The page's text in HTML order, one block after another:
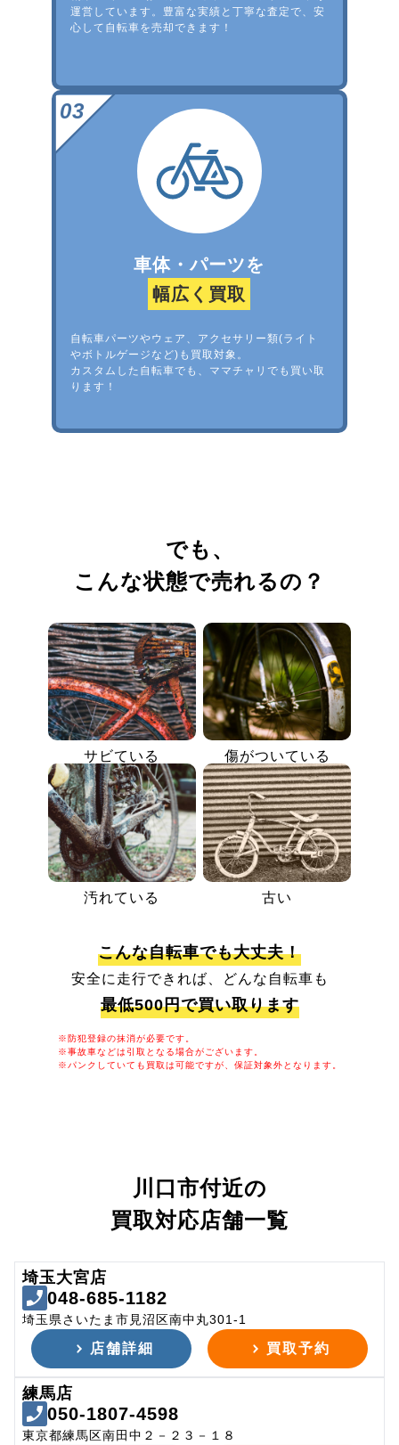
運営しています。豊富な実績と丁寧な査定で、安
心して自転車を売却できます！
車体・パーツを
幅広く買取
自転車パーツやウェア、アクセサリー類(ライト
やボトルゲージなど)も買取対象。
カスタムした自転車でも、ママチャリでも買い取
ります！
でも、
こんな状態で売れるの？
サビている 傷がついている
汚れている 古い
こんな自転車でも大丈夫！
安全に走行できれば、どんな自転車も
最低500円で買い取ります
※防犯登録の抹消が必要です。
※事故車などは引取となる場合がございます。
※パンクしていても買取は可能ですが、保証対象外となります。
川口市付近の
買取対応店舗一覧
埼玉大宮店
048-685-1182
埼玉県さいたま市見沼区南中丸301-1
店舗詳細 買取予約
練馬店
050-1807-4598
東京都練馬区南田中２－２３－１８